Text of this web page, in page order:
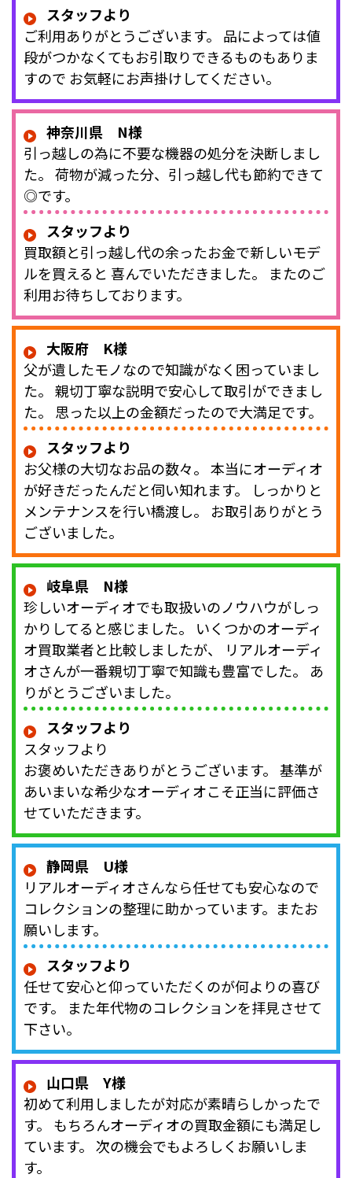
スタッフより
ご利用ありがとうございます。 品によっては値
段がつかなくてもお引取りできるものもありま
すので お気軽にお声掛けしてください。
神奈川県 N様
引っ越しの為に不要な機器の処分を決断しまし
た。 荷物が減った分、引っ越し代も節約できて
◎です。
スタッフより
買取額と引っ越し代の余ったお金で新しいモデ
ルを買えると 喜んでいただきました。 またのご
利用お待ちしております。
大阪府 K様
父が遺したモノなので知識がなく困っていまし
た。 親切丁寧な説明で安心して取引ができまし
た。 思った以上の金額だったので大満足です。
スタッフより
お父様の大切なお品の数々。 本当にオーディオ
が好きだったんだと伺い知れます。 しっかりと
メンテナンスを行い橋渡し。 お取引ありがとう
ございました。
岐阜県 N様
珍しいオーディオでも取扱いのノウハウがしっ
かりしてると感じました。 いくつかのオーディ
オ買取業者と比較しましたが、 リアルオーディ
オさんが一番親切丁寧で知識も豊富でした。 あ
りがとうございました。
スタッフより
スタッフより
お褒めいただきありがとうございます。 基準が
あいまいな希少なオーディオこそ正当に評価さ
せていただきます。
静岡県 U様
リアルオーディオさんなら任せても安心なので
コレクションの整理に助かっています。またお
願いします。
スタッフより
任せて安心と仰っていただくのが何よりの喜び
です。 また年代物のコレクションを拝見させて
下さい。
山口県 Y様
初めて利用しましたが対応が素晴らしかったで
す。 もちろんオーディオの買取金額にも満足し
ています。 次の機会でもよろしくお願いしま
す。